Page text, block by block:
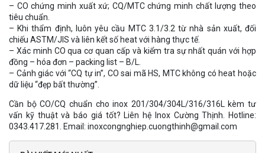
– CO chứng minh xuất xứ; CQ/MTC chứng minh chất lượng theo
tiêu chuẩn.
– Khi thẩm định, luôn yêu cầu MTC 3.1/3.2 từ nhà sản xuất, đối
chiếu ASTM/JIS và liên kết số heat với hàng thực tế.
– Xác minh CO qua cơ quan cấp và kiểm tra sự nhất quán với hợp
đồng – hóa đơn – packing list – B/L.
– Cảnh giác với “CQ tự in”, CO sai mã HS, MTC không có heat hoặc
dữ liệu “đẹp bất thường”.
Cần bộ CO/CQ chuẩn cho inox 201/304/304L/316/316L kèm tư
vấn kỹ thuật và báo giá tốt? Liên hệ Inox Cường Thịnh. Hotline:
0343.417.281. Email: inoxcongnghiep.cuongthinh@gmail.com